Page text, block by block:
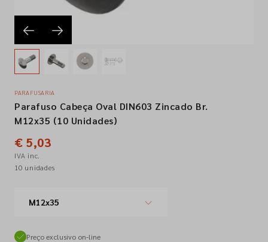
Empresa
Contactos
Siga-nos nas redes sociais
PARAFUSARIA
Parafuso Cabeça Oval DIN603 Zincado Br.
M12x35 (10 Unidades)
€ 5,03
IVA inc.
10 unidades
M12x35
Preço exclusivo on-line